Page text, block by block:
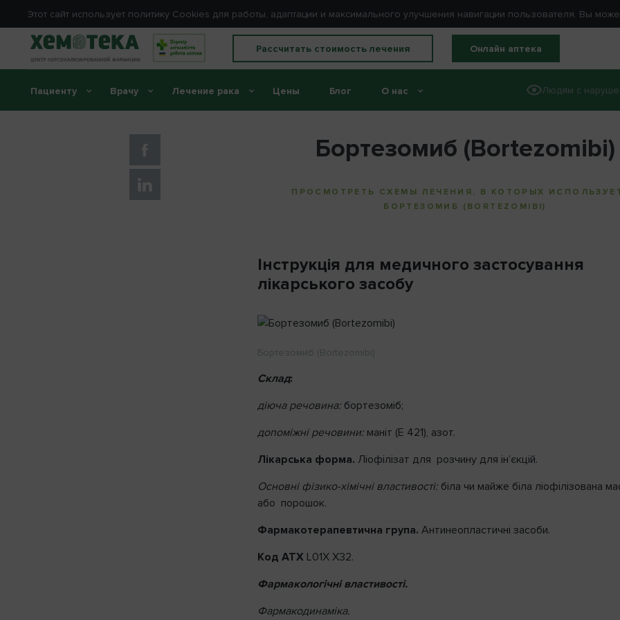
Этот сайт использует политику Сookies для работы, адаптации и максимального улучшения навигации пользователя. Вы
Рассчитать стоимость лечения Онлайн аптека
Людям с
Пациенту Врачу Лечение рака Цены Блог
О нас
Бортезомиб (Bortezomibi)
ПРОСМОТРЕТЬ СХЕМЫ ЛЕЧЕНИЯ, В КОТОРЫХ
БОРТЕЗОМИБ (BORTEZOMIBI)
Інструкція для медичного застосування
лікарського засобу
Бортезомиб (Bortezomibi)
Склад:
діюча речовина: бортезоміб;
допоміжні речовини: маніт (Е 421), азот.
Лікарська форма. Ліофілізат для розчину для ін’єкцій.
Основні фізико-хімічні властивості: біла чи майже біла ліофілізована
або порошок.
Фармакотерапевтична група. Антинеопластичні засоби.
Код АТХ L01X X32.
Фармакологічні властивості.
Фармакодинаміка.